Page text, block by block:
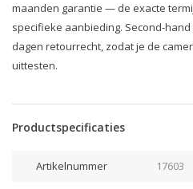
maanden garantie — de exacte
specifieke aanbieding. Second-
dagen retourrecht, zodat je de
uittesten.
Productspecificaties
Artikelnummer 17603